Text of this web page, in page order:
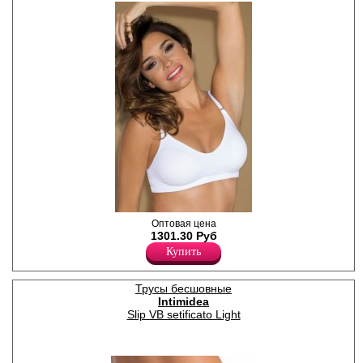
Топ-бра с чашкой пуш-ап без
косточек, на литых
регулируемых бретелях,
однотонный.
Лайкра 3%
Полиамид 92%
Оптовая цена
1301.30 Руб
Купить
Трусы бесшовные
Intimidea
Slip VB setificato Light